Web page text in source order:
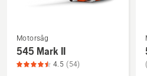
Se
mer
information
Motorsåg
545 Mark II
4.5 (54)
Se